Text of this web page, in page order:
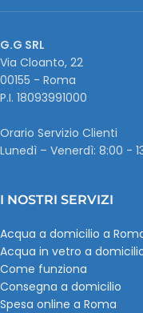
G.G SRL
Via Cloanto, 22
00155 - Roma
P.I. ‭18093991000
Orario Servizio Clienti
Lunedì – Venerdì: 8:00 -
I NOSTRI SERVIZI
Acqua a domicilio a
Acqua in vetro a
Come funziona
Consegna a domicilio
Spesa online a Roma